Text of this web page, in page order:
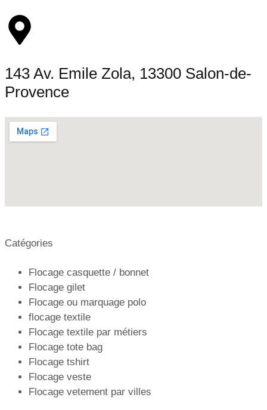
143 Av. Emile Zola, 13300 Salon-de-
Provence
Catégories
Flocage casquette / bonnet
Flocage gilet
Flocage ou marquage polo
flocage textile
Flocage textile par métiers
Flocage tote bag
Flocage tshirt
Flocage veste
Flocage vetement par villes